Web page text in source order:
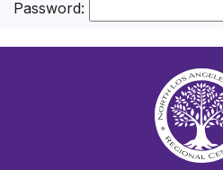
Password: